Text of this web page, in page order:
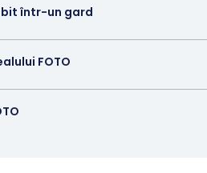
într-un gard
FOTO